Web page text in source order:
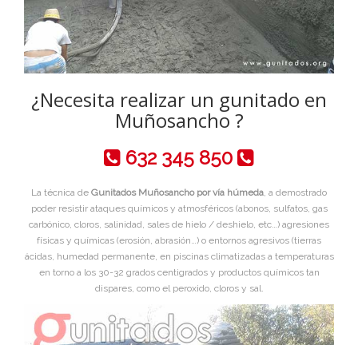
¿Necesita realizar un gunitado en
Muñosancho ?
632 345 850
La técnica de Gunitados Muñosancho por vía húmeda, a demostrado
poder resistir ataques químicos y atmosféricos (abonos, sulfatos, gas
carbónico, cloros, salinidad, sales de hielo / deshielo, etc…) agresiones
físicas y químicas (erosión, abrasión…) o entornos agresivos (tierras
ácidas, humedad permanente, en piscinas climatizadas a temperaturas
en torno a los 30-32 grados centigrados y productos químicos tan
dispares, como el peroxido, cloros y sal.